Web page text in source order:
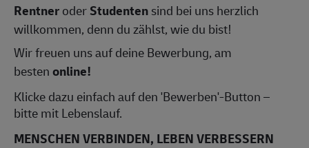
RentneroderStudentensind bei uns herzlich
willkommen, denn du zählst, wie du bist!
Wir freuen uns auf deine Bewerbung, am
bestenonline!
Klicke dazu einfach auf den 'Bewerben'-Button –
bitte mit Lebenslauf.
MENSCHEN VERBINDEN, LEBEN VERBESSERN